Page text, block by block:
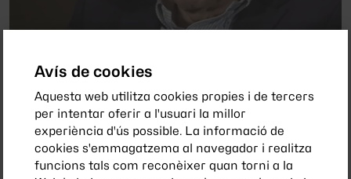
6 de febrer 2026
Ens ha deixat Antoni Serra Ramoneda,
figura clau de la UAB
Avís de cookies
Aquesta web utilitza cookies propies i de tercers
per intentar oferir a l'usuari la millor
experiència d'ús possible. La informació de
cookies s'emmagatzema al navegador i realitza
funcions tals com reconèixer quan torni a la